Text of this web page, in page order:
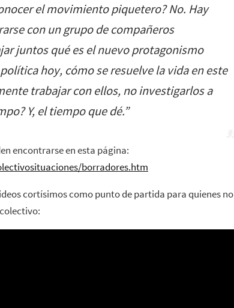
el movimiento piquetero? No. Hay
con un grupo de compañeros
juntos qué es el nuevo protagonismo
hoy, cómo se resuelve la vida en este
trabajar con ellos, no investigarlos a
Y, el tiempo que dé.”
encontrarse en esta página:
borradores.htm
cortísimos como punto de partida para quienes no